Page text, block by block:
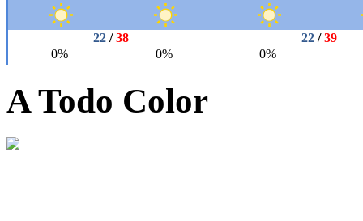
A Todo Color